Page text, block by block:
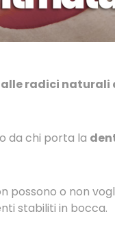
radici naturali
da chi porta la
possono o non
stabiliti in bocca.